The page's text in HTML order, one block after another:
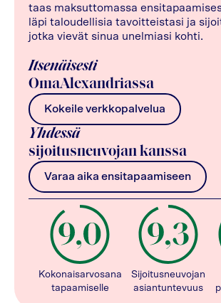
taas maksuttomassa
läpi taloudellisia tavoitteistasi ja
jotka vievät sinua unelmiasi kohti.
Itsenäisesti
OmaAlexandriassa
Kokeile verkkopalvelua
Yhdessä
sijoitusneuvojan kanssa
Varaa aika ensitapaamiseen
Kokonaisarvosana
tapaamiselle
Sijoitusneuvojan
asiantuntevuus